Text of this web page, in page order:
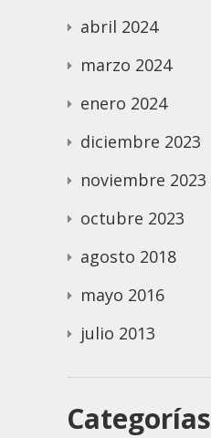
abril 2024
marzo 2024
enero 2024
diciembre 2023
noviembre 2023
octubre 2023
agosto 2018
mayo 2016
julio 2013
Categorías